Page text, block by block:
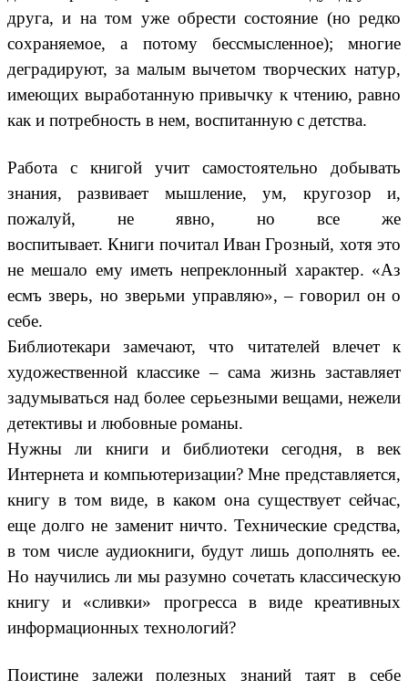
друга, и на том уже обрести состояние (но редко
сохраняемое, а потому бессмысленное); многие
деградируют, за малым вычетом творческих натур,
имеющих выработанную привычку к чтению, равно
как и потребность в нем, воспитанную с детства.
Работа с книгой учит самостоятельно добывать
знания, развивает мышление, ум, кругозор и,
пожалуй, не явно, но все же
воспитывает. Книги почитал Иван Грозный, хотя это
не мешало ему иметь непреклонный характер. «Аз
есмъ зверь, но зверьми управляю», – говорил он о
себе.
Библиотекари замечают, что читателей влечет к
художественной классике – сама жизнь заставляет
задумываться над более серьезными вещами, нежели
детективы и любовные романы.
Нужны ли книги и библиотеки сегодня, в век
Интернета и компьютеризации? Мне представляется,
книгу в том виде, в каком она существует сейчас,
еще долго не заменит ничто. Технические средства,
в том числе аудиокниги, будут лишь дополнять ее.
Но научились ли мы разумно сочетать классическую
книгу и «сливки» прогресса в виде креативных
информационных технологий?
Поистине залежи полезных знаний таят в себе